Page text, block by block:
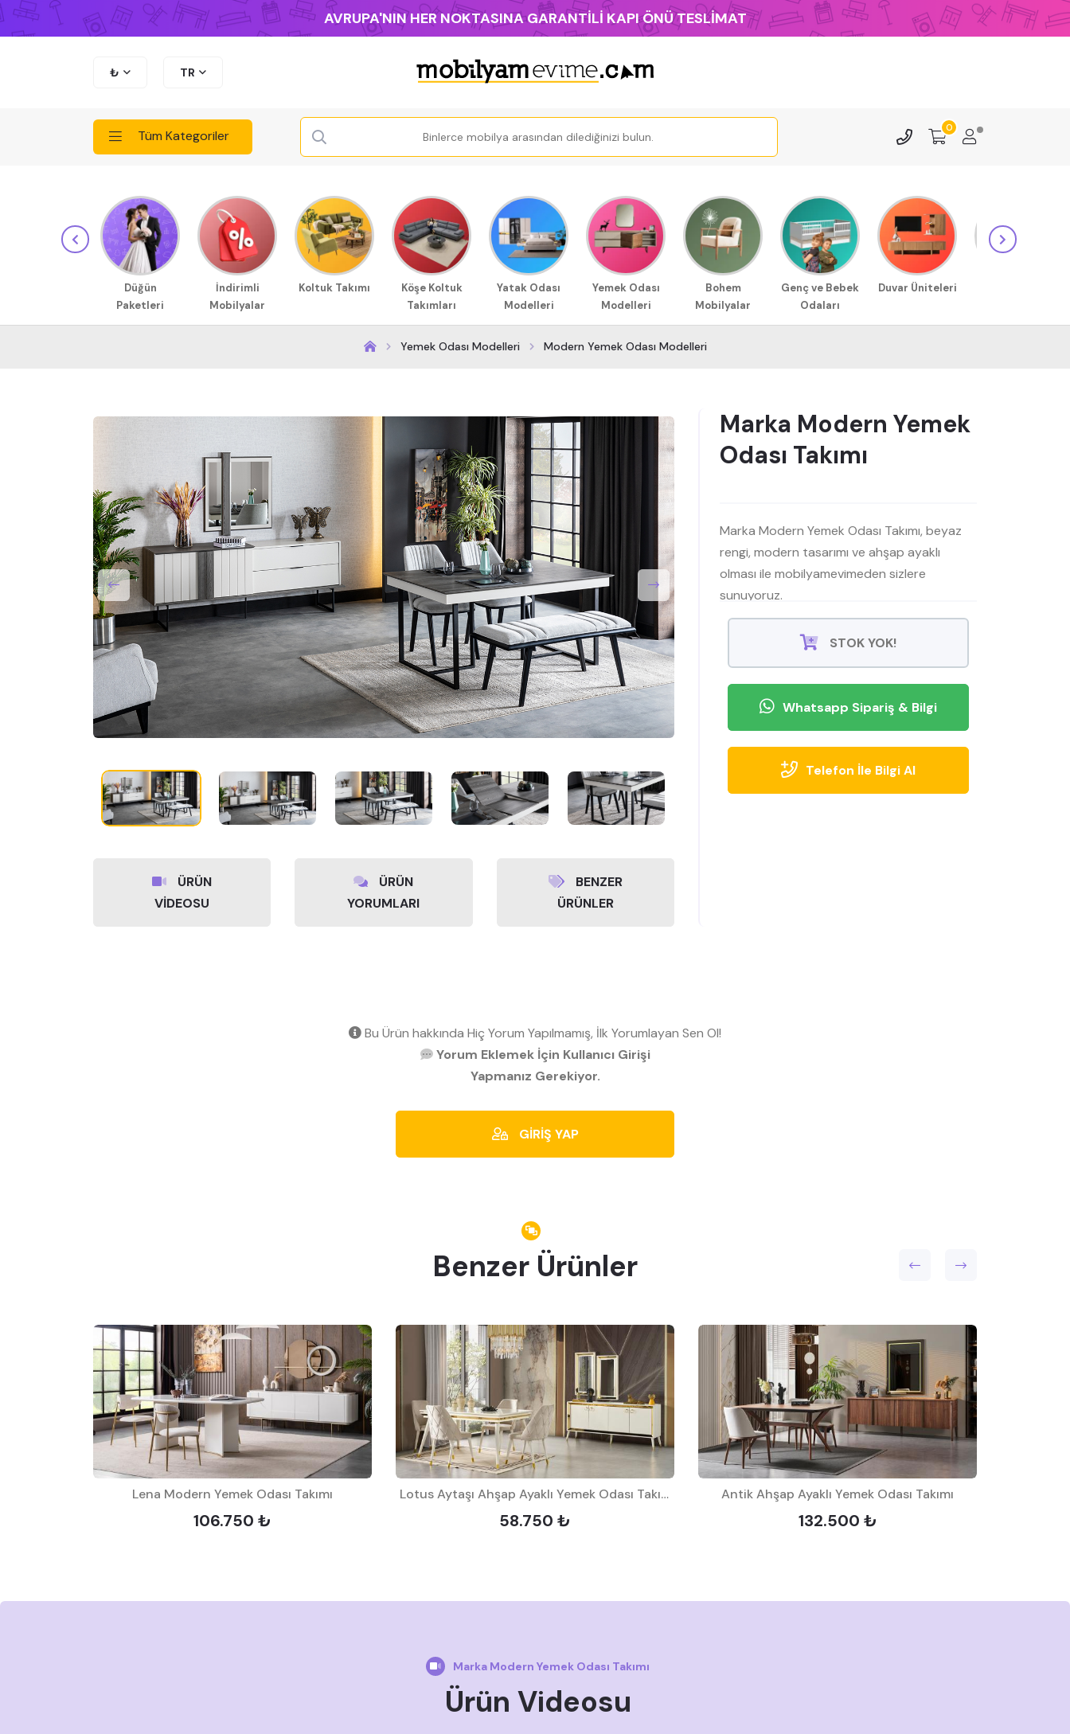
AVRUPA'NIN HER NOKTASINA GARANTİLİ KAPI ÖNÜ TESLİMAT
₺ TR
Tüm Kategoriler 0
Düğün
Paketleri
İndirimli
Mobilyalar
Koltuk Takımı
Köşe Koltuk
Takımları
Yatak Odası
Modelleri
Yemek Odası
Modelleri
Bohem
Mobilyalar
Genç ve Bebek
Odaları
Duvar Üniteleri
Yemek Odası Modelleri Modern Yemek Odası Modelleri
ÜRÜN
VİDEOSU
ÜRÜN
YORUMLARI
BENZER
ÜRÜNLER
Marka Modern Yemek
Odası Takımı
Marka Modern Yemek Odası Takımı, beyaz
rengi, modern tasarımı ve ahşap ayaklı
olması ile mobilyamevimeden sizlere
sunuyoruz.
STOK YOK!
Whatsapp Sipariş & Bilgi
Telefon İle Bilgi Al
Bu Ürün hakkında Hiç Yorum Yapılmamış, İlk Yorumlayan Sen Ol!
Yorum Eklemek İçin Kullanıcı Girişi
Yapmanız Gerekiyor.
GİRİŞ YAP
Benzer Ürünler
Lena Modern Yemek Odası Takımı
106.750 ₺
Lotus Aytaşı Ahşap Ayaklı Yemek Odası Takımı
58.750 ₺
Antik Ahşap Ayaklı Yemek Odası Takımı
132.500 ₺
Marka Modern Yemek Odası Takımı
Ürün Videosu